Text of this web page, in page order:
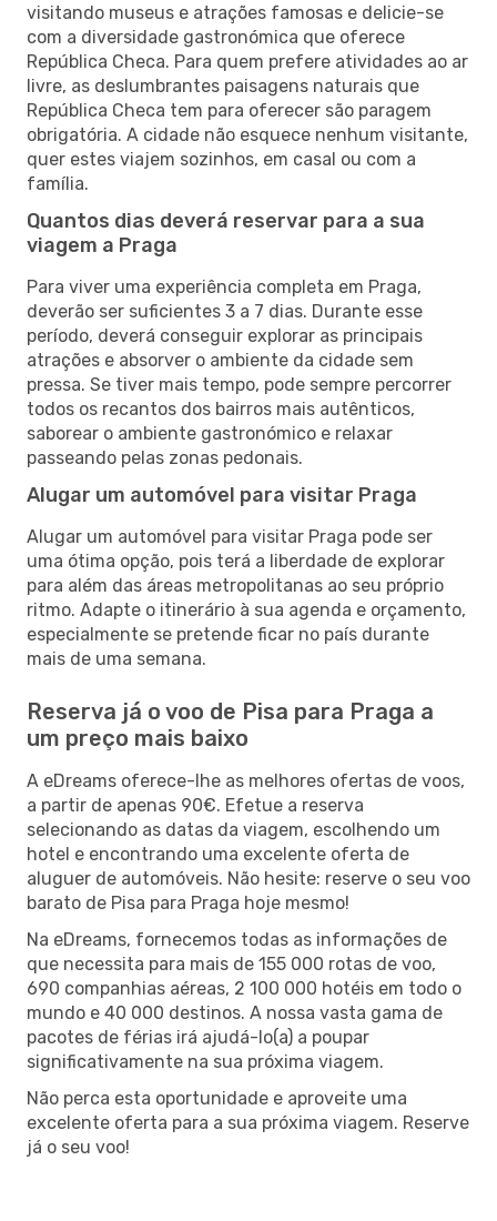
visitando museus e atrações famosas e delicie-se
com a diversidade gastronómica que oferece
República Checa. Para quem prefere atividades ao ar
livre, as deslumbrantes paisagens naturais que
República Checa tem para oferecer são paragem
obrigatória. A cidade não esquece nenhum visitante,
quer estes viajem sozinhos, em casal ou com a
família.
Quantos dias deverá reservar para a sua
viagem a Praga
Para viver uma experiência completa em Praga,
deverão ser suficientes 3 a 7 dias. Durante esse
período, deverá conseguir explorar as principais
atrações e absorver o ambiente da cidade sem
pressa. Se tiver mais tempo, pode sempre percorrer
todos os recantos dos bairros mais autênticos,
saborear o ambiente gastronómico e relaxar
passeando pelas zonas pedonais.
Alugar um automóvel para visitar Praga
Alugar um automóvel para visitar Praga pode ser
uma ótima opção, pois terá a liberdade de explorar
para além das áreas metropolitanas ao seu próprio
ritmo. Adapte o itinerário à sua agenda e orçamento,
especialmente se pretende ficar no país durante
mais de uma semana.
Reserva já o voo de Pisa para Praga a
um preço mais baixo
A eDreams oferece-lhe as melhores ofertas de voos,
a partir de apenas 90€. Efetue a reserva
selecionando as datas da viagem, escolhendo um
hotel e encontrando uma excelente oferta de
aluguer de automóveis. Não hesite: reserve o seu voo
barato de Pisa para Praga hoje mesmo!
Na eDreams, fornecemos todas as informações de
que necessita para mais de 155 000 rotas de voo,
690 companhias aéreas, 2 100 000 hotéis em todo o
mundo e 40 000 destinos. A nossa vasta gama de
pacotes de férias irá ajudá-lo(a) a poupar
significativamente na sua próxima viagem.
Não perca esta oportunidade e aproveite uma
excelente oferta para a sua próxima viagem. Reserve
já o seu voo!